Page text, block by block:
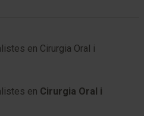
en Cirurgia Oral i
en Cirurgia Oral i